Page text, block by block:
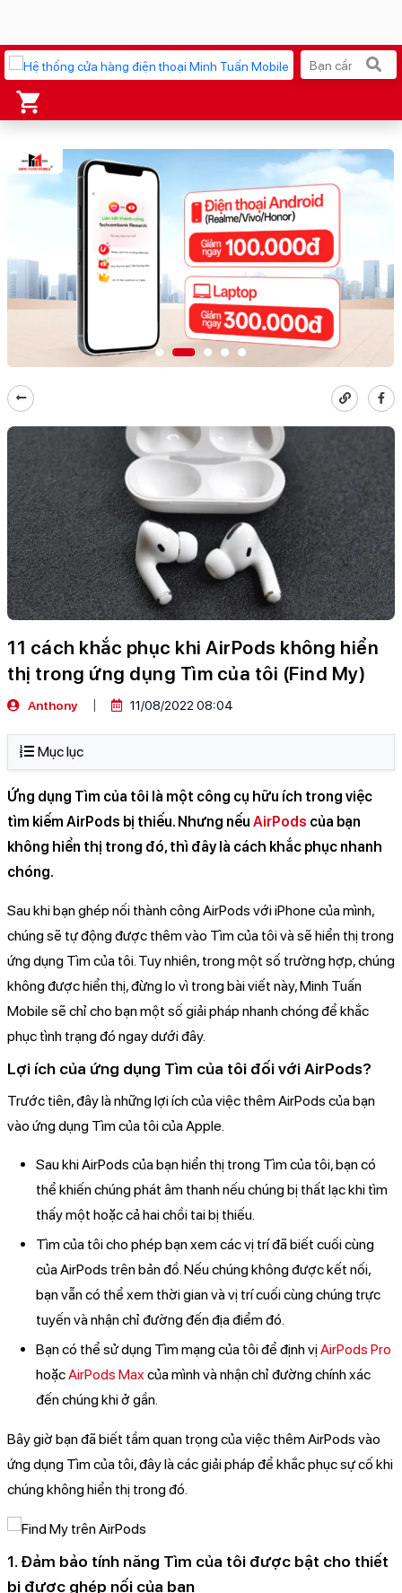
iPhone 17 Pro Max MacBook Neo giá tốt
AirTag 2 Mới Galaxy Z8 Series
AirPods 4 OPPO Reno16
Apple Watch S11 Ốp lưng Pitaka
Ốp lưng Apple
Loa Marshall Cốc sạc Apple
11 cách khắc phục khi AirPods không hiển
thị trong ứng dụng Tìm của tôi (Find My)
Anthony 11/08/2022 08:04
Mục lục
Ứng dụng Tìm của tôi là một công cụ hữu ích trong việc
tìm kiếm AirPods bị thiếu. Nhưng nếu AirPods của bạn
không hiển thị trong đó, thì đây là cách khắc phục nhanh
chóng.
Sau khi bạn ghép nối thành công AirPods với iPhone của mình,
chúng sẽ tự động được thêm vào Tìm của tôi và sẽ hiển thị trong
ứng dụng Tìm của tôi. Tuy nhiên, trong một số trường hợp, chúng
không được hiển thị, đừng lo vì trong bài viết này, Minh Tuấn
Mobile sẽ chỉ cho bạn một số giải pháp nhanh chóng để khắc
phục tình trạng đó ngay dưới đây.
Lợi ích của ứng dụng Tìm của tôi đối với AirPods?
Trước tiên, đây là những lợi ích của việc thêm AirPods của bạn
vào ứng dụng Tìm của tôi của Apple.
Sau khi AirPods của bạn hiển thị trong Tìm của tôi, bạn có
thể khiến chúng phát âm thanh nếu chúng bị thất lạc khi tìm
thấy một hoặc cả hai chồi tai bị thiếu.
Tìm của tôi cho phép bạn xem các vị trí đã biết cuối cùng
của AirPods trên bản đồ. Nếu chúng không được kết nối,
bạn vẫn có thể xem thời gian và vị trí cuối cùng chúng trực
tuyến và nhận chỉ đường đến địa điểm đó.
Bạn có thể sử dụng Tìm mạng của tôi để định vịAirPods Pro
hoặcAirPods Max của mình và nhận chỉ đường chính xác
đến chúng khi ở gần.
Bây giờ bạn đã biết tầm quan trọng của việc thêm AirPods vào
ứng dụng Tìm của tôi, đây là các giải pháp để khắc phục sự cố khi
chúng không hiển thị trong đó.
1. Đảm bảo tính năng Tìm của tôi được bật cho thiết
bị được ghép nối của bạn